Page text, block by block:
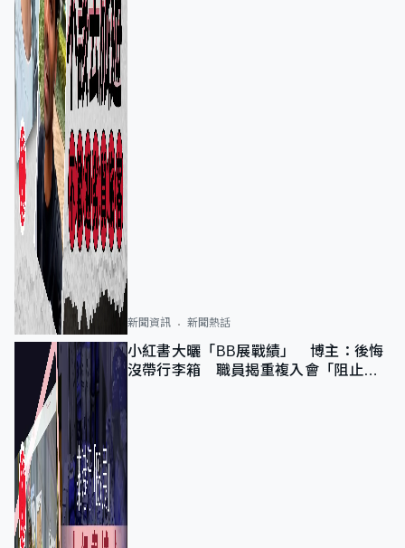
新聞資訊 新聞熱話
小紅書大曬「BB展戰績」 博主：後悔
沒帶行李箱 職員揭重複入會「阻止唔